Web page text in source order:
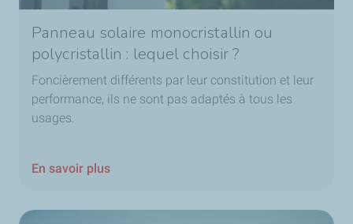
Panneau solaire monocristallin ou
polycristallin : lequel choisir ?
Foncièrement différents par leur constitution et leur
performance, ils ne sont pas adaptés à tous les
usages.
En savoir plus